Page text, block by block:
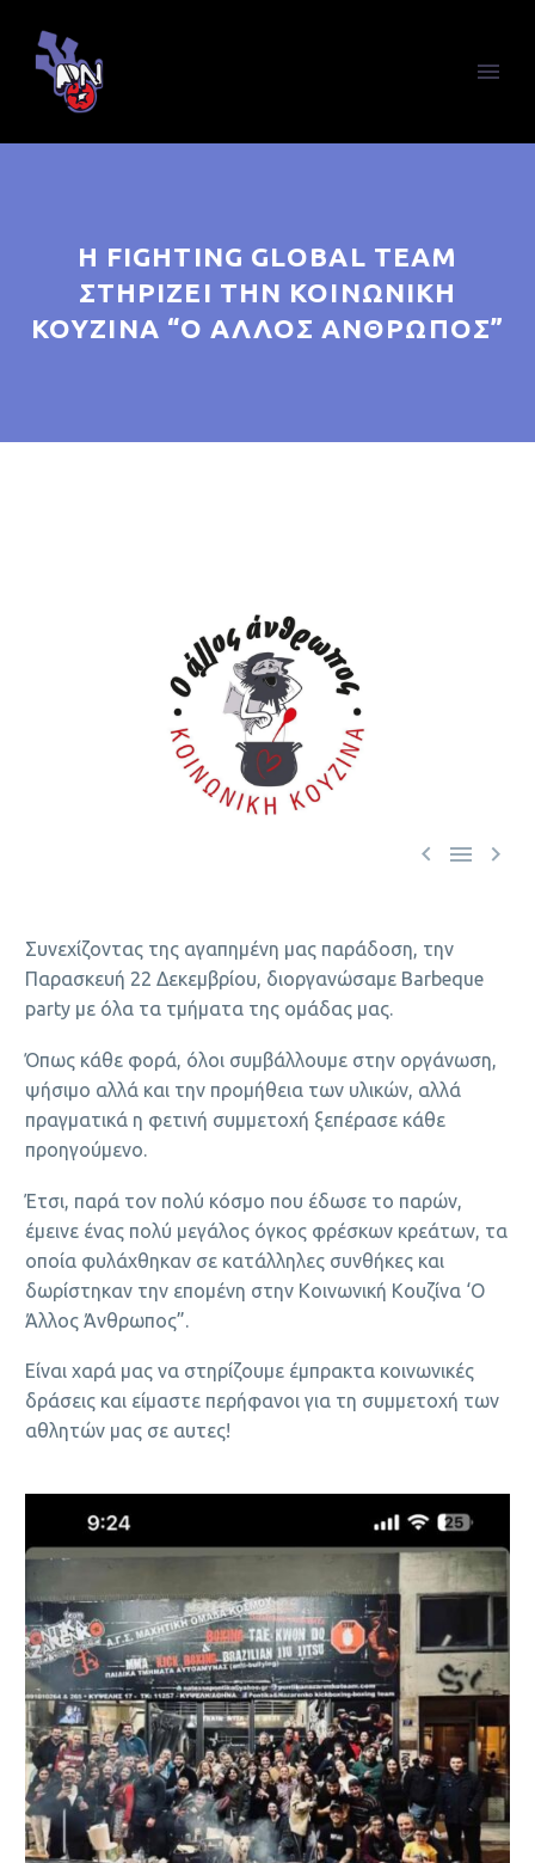
Η FIGHTING GLOBAL TEAM
ΣΤΗΡΊΖΕΙ ΤΗΝ ΚΟΙΝΩΝΙΚΉ
ΚΟΥΖΊΝΑ “Ο ΆΛΛΟΣ ΆΝΘΡΩΠΟΣ”
  
Συνεχίζοντας της αγαπημένη μας παράδοση, την
Παρασκευή 22 Δεκεμβρίου, διοργανώσαμε Barbeque
party με όλα τα τμήματα της ομάδας μας.
Όπως κάθε φορά, όλοι συμβάλλουμε στην οργάνωση,
ψήσιμο αλλά και την προμήθεια των υλικών, αλλά
πραγματικά η φετινή συμμετοχή ξεπέρασε κάθε
προηγούμενο.
Έτσι, παρά τον πολύ κόσμο που έδωσε το παρών,
έμεινε ένας πολύ μεγάλος όγκος φρέσκων κρεάτων, τα
οποία φυλάχθηκαν σε κατάλληλες συνθήκες και
δωρίστηκαν την επομένη στην Κοινωνική Κουζίνα ‘Ο
Άλλος Άνθρωπος”.
Είναι χαρά μας να στηρίζουμε έμπρακτα κοινωνικές
δράσεις και είμαστε περήφανοι για τη συμμετοχή των
αθλητών μας σε αυτες!